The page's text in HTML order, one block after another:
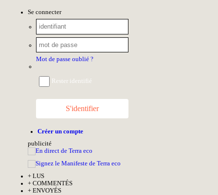
Se connecter
Mot de passe oublié ?
Rester identifié
S'identifier
Créer un compte
publicité
+ LUS
+ COMMENTÉS
+ ENVOYÉS